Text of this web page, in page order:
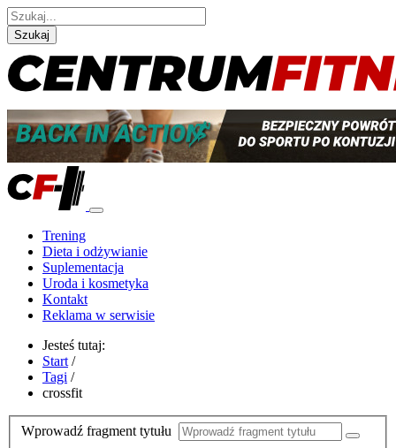
Szukaj
Trening
Dieta i odżywianie
Suplementacja
Uroda i kosmetyka
Kontakt
Reklama w serwisie
Jesteś tutaj:
Start /
Tagi /
crossfit
Wprowadź fragment tytułu